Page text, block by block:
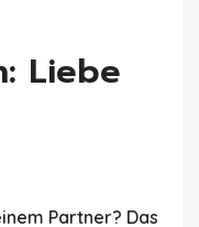
Liebe
Partner? Das